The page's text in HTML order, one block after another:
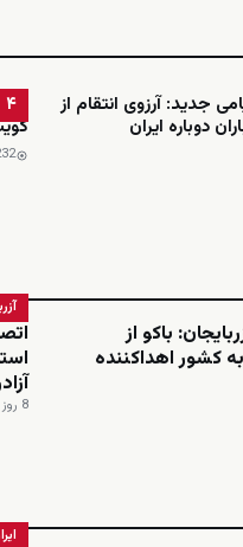
جدید: آرزوی انتقام از
دوباره ایران
۴
باکو از
کشور اهداکننده
8 روز پیش